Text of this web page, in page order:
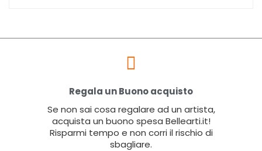
Regala un Buono acquisto
Se non sai cosa regalare ad un artista,
acquista un buono spesa Bellearti.it!
Risparmi tempo e non corri il rischio di
sbagliare.